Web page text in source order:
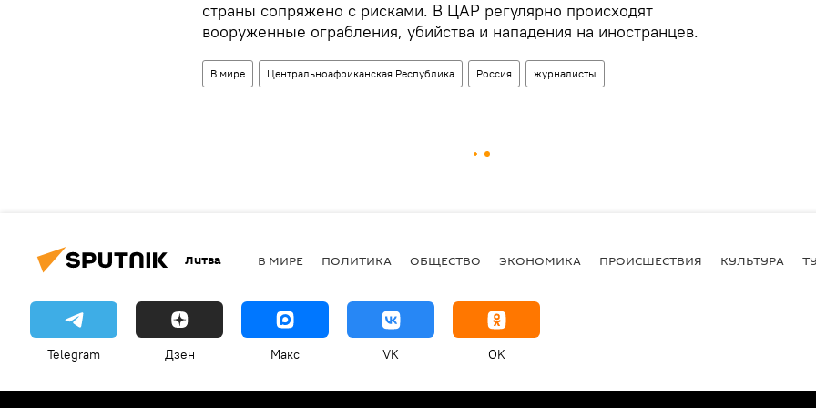
страны сопряжено с рисками. В ЦАР регулярно происходят
вооруженные ограбления, убийства и нападения на иностранцев.
В мире Центральноафриканская Республика Россия журналисты
Литва В МИРЕ ПОЛИТИКА ОБЩЕСТВО ЭКОНОМИКА ПРОИСШЕСТВИЯ КУЛЬТУРА
Telegram Дзен Макс VK OK